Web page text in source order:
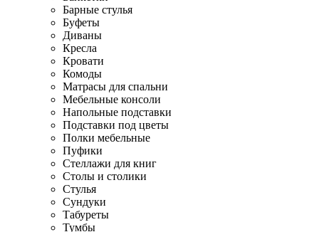
Барные стулья
Буфеты
Диваны
Кресла
Кровати
Комоды
Матрасы для спальни
Мебельные консоли
Напольные подставки
Подставки под цветы
Полки мебельные
Пуфики
Стеллажи для книг
Столы и столики
Стулья
Сундуки
Табуреты
Тумбы